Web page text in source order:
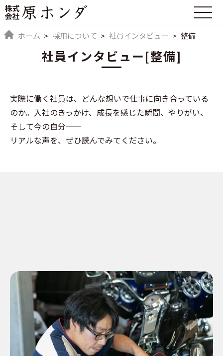
ホーム 採用について 社員インタビュー 整備
社員インタビュー[整備]
実際に働く社員は、どんな想いで仕事に向き合っている
のか。入社のきっかけ、成長を感じた瞬間、やりがい、
そして今の自分――
リアルな声を、ぜひ読んでみてください。